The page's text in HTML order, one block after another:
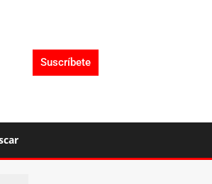
Suscríbete